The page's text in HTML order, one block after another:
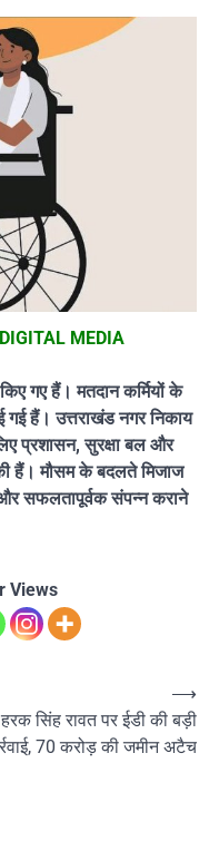
MEDIA
गए हैं। मतदान कर्मियों के
गई हैं। उत्तराखंड नगर निकाय
प्रशासन, सुरक्षा बल और
हैं। मौसम के बदलते मिजाज
सफलतापूर्वक संपन्न कराने
Views
हरक सिंह रावत पर ईडी की बड़ी
70 करोड़ की जमीन अटैच
⟶